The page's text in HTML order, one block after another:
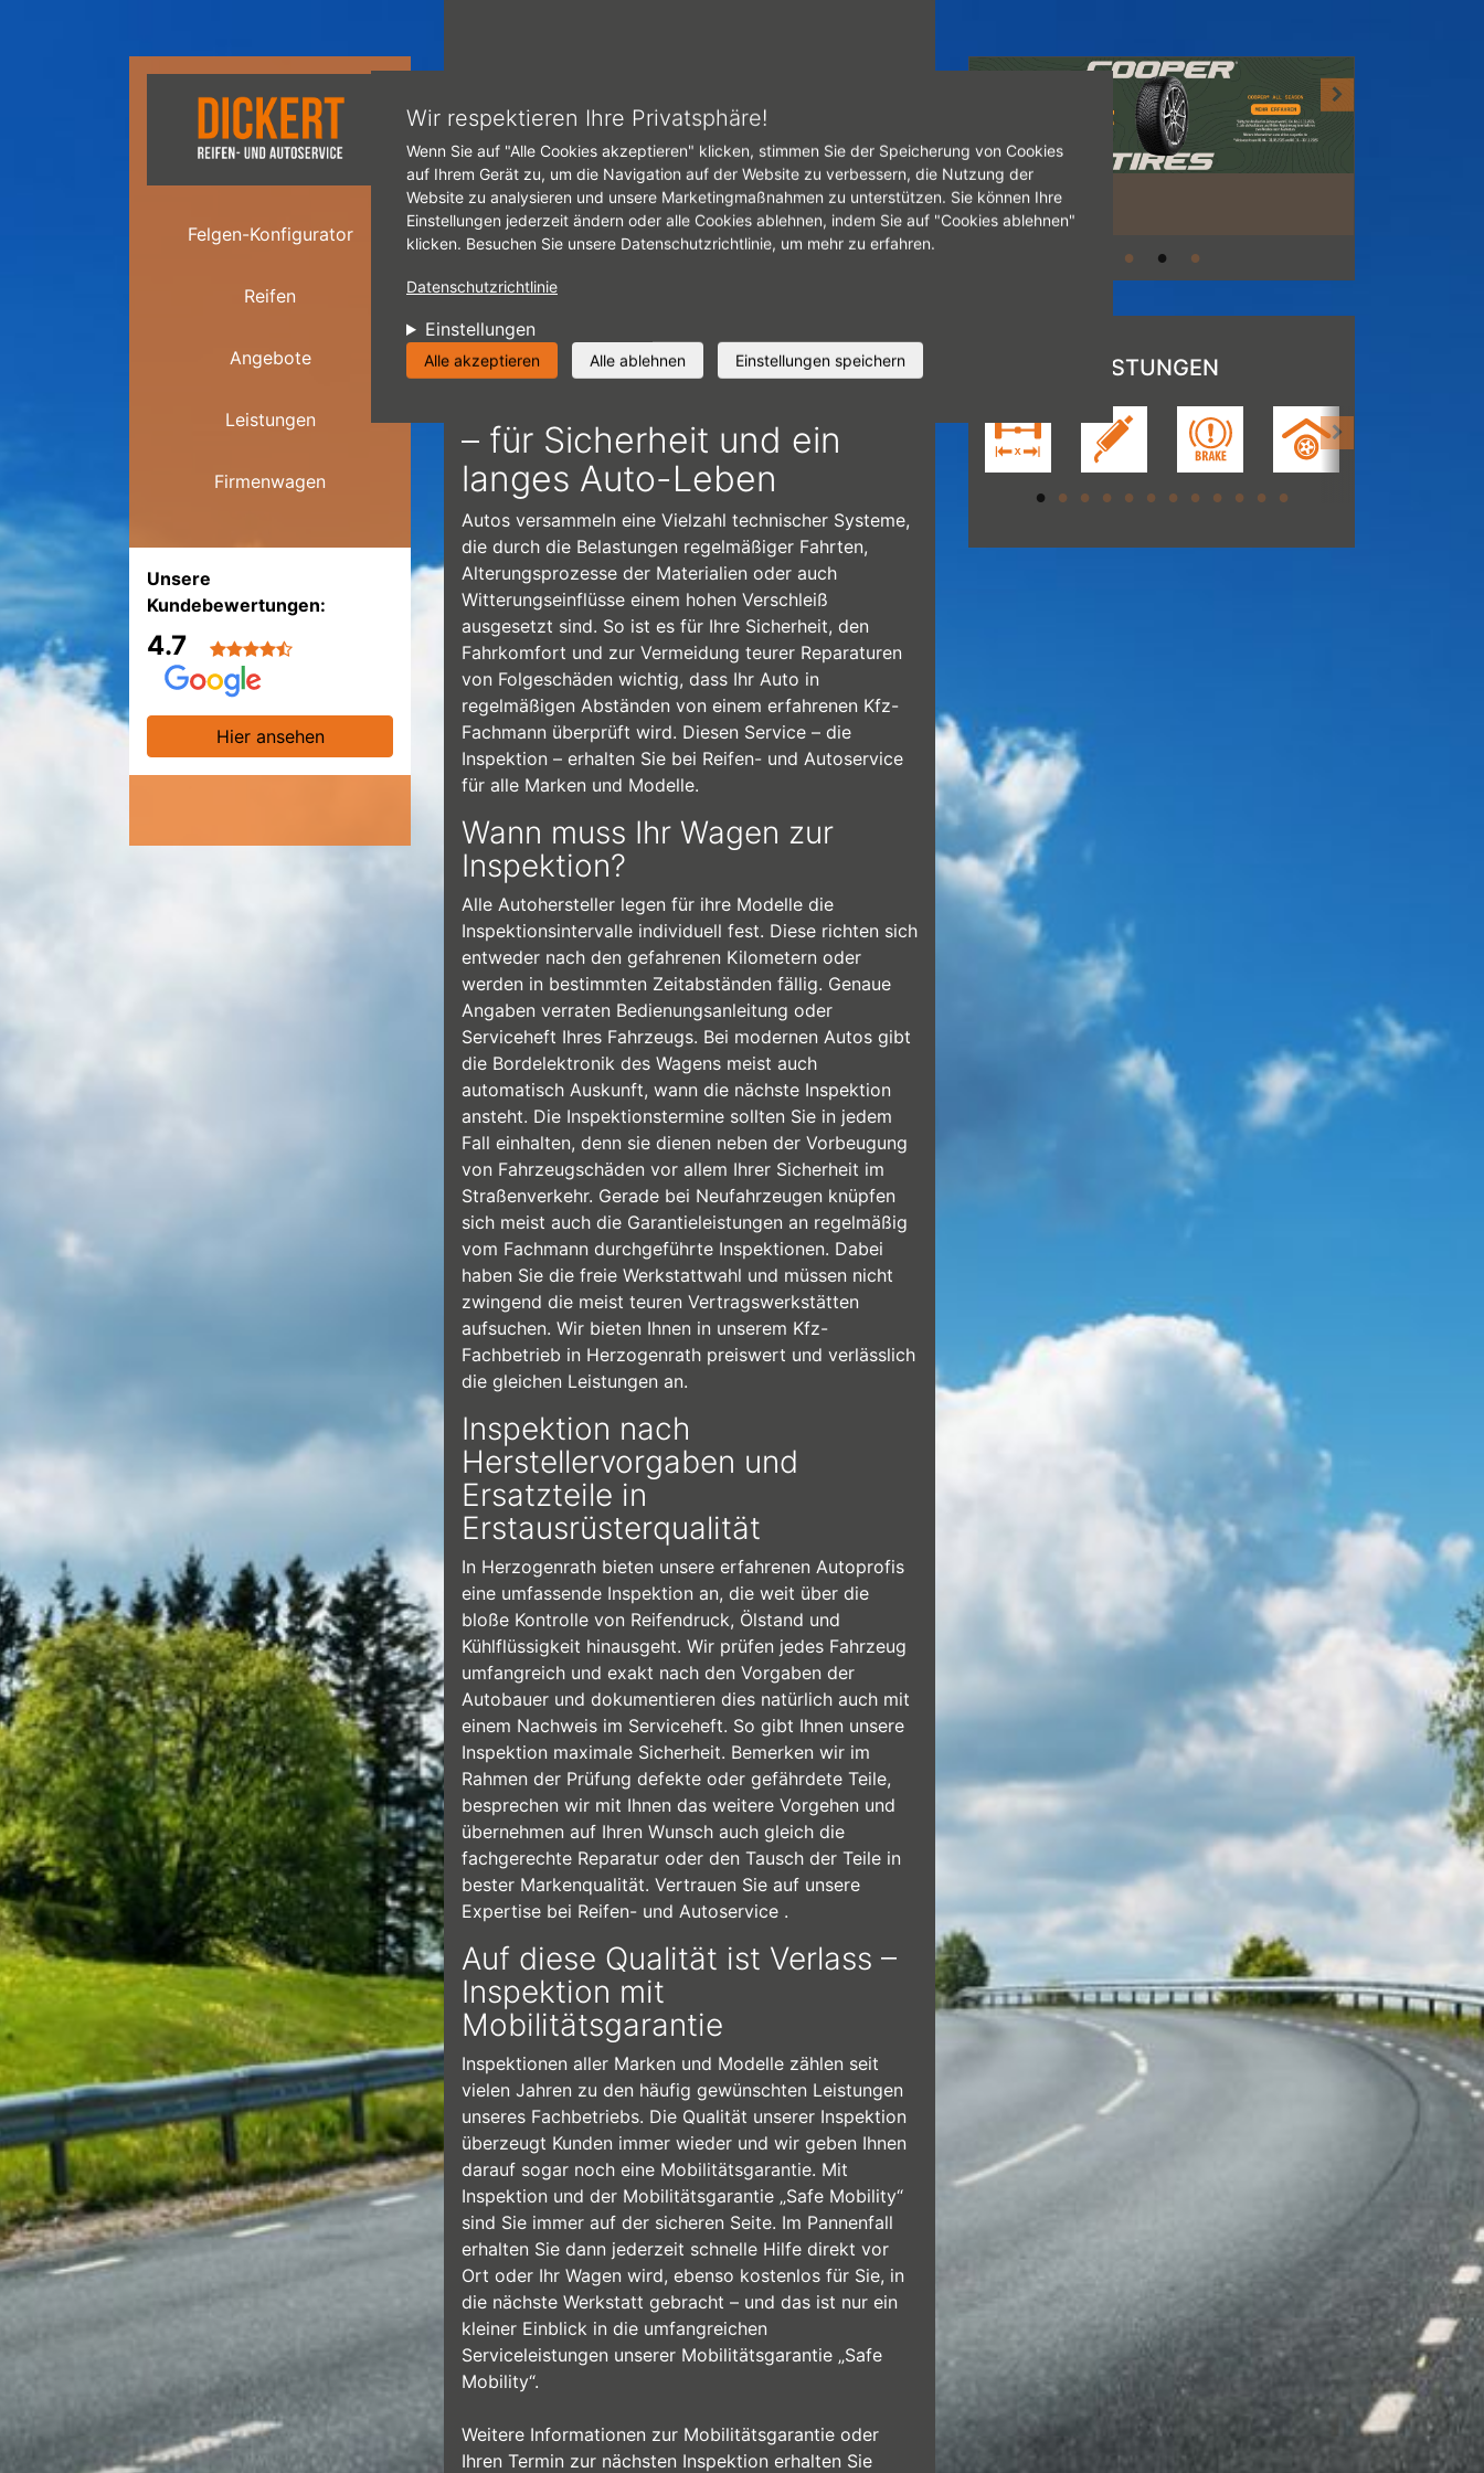
Wir respektieren Ihre Privatsphäre!
Wenn Sie auf "Alle Cookies akzeptieren" klicken, stimmen Sie der Speicherung von Cookies
auf Ihrem Gerät zu, um die Navigation auf der Website zu verbessern, die Nutzung der
Website zu analysieren und unsere Marketingmaßnahmen zu unterstützen. Sie können Ihre
Einstellungen jederzeit ändern oder alle Cookies ablehnen, indem Sie auf "Cookies ablehnen"
klicken. Besuchen Sie unsere Datenschutzrichtlinie, um mehr zu erfahren.
Datenschutzrichtlinie
Einstellungen
Alle akzeptieren Alle ablehnen Einstellungen speichern
Felgen-Konfigurator
Reifen
Angebote
Leistungen
Firmenwagen
Unsere
Kundebewertungen:
4.7
Hier ansehen
INSPEKTION
Inspektion von Ihrem
– für Sicherheit und ein
langes Auto-Leben
Autos versammeln eine Vielzahl technischer Systeme,
die durch die Belastungen regelmäßiger Fahrten,
Alterungsprozesse der Materialien oder auch
Witterungseinflüsse einem hohen Verschleiß
ausgesetzt sind. So ist es für Ihre Sicherheit, den
Fahrkomfort und zur Vermeidung teurer Reparaturen
von Folgeschäden wichtig, dass Ihr Auto in
regelmäßigen Abständen von einem erfahrenen Kfz-
Fachmann überprüft wird. Diesen Service – die
Inspektion – erhalten Sie bei Reifen- und Autoservice
für alle Marken und Modelle.
Wann muss Ihr Wagen zur
Inspektion?
Alle Autohersteller legen für ihre Modelle die
Inspektionsintervalle individuell fest. Diese richten sich
entweder nach den gefahrenen Kilometern oder
werden in bestimmten Zeitabständen fällig. Genaue
Angaben verraten Bedienungsanleitung oder
Serviceheft Ihres Fahrzeugs. Bei modernen Autos gibt
die Bordelektronik des Wagens meist auch
automatisch Auskunft, wann die nächste Inspektion
ansteht. Die Inspektionstermine sollten Sie in jedem
Fall einhalten, denn sie dienen neben der Vorbeugung
von Fahrzeugschäden vor allem Ihrer Sicherheit im
Straßenverkehr. Gerade bei Neufahrzeugen knüpfen
sich meist auch die Garantieleistungen an regelmäßig
vom Fachmann durchgeführte Inspektionen. Dabei
haben Sie die freie Werkstattwahl und müssen nicht
zwingend die meist teuren Vertragswerkstätten
aufsuchen. Wir bieten Ihnen in unserem Kfz-
Fachbetrieb in Herzogenrath preiswert und verlässlich
die gleichen Leistungen an.
Inspektion nach
Herstellervorgaben und
Ersatzteile in
Erstausrüsterqualität
In Herzogenrath bieten unsere erfahrenen Autoprofis
eine umfassende Inspektion an, die weit über die
bloße Kontrolle von Reifendruck, Ölstand und
Kühlflüssigkeit hinausgeht. Wir prüfen jedes Fahrzeug
umfangreich und exakt nach den Vorgaben der
Autobauer und dokumentieren dies natürlich auch mit
einem Nachweis im Serviceheft. So gibt Ihnen unsere
Inspektion maximale Sicherheit. Bemerken wir im
Rahmen der Prüfung defekte oder gefährdete Teile,
besprechen wir mit Ihnen das weitere Vorgehen und
übernehmen auf Ihren Wunsch auch gleich die
fachgerechte Reparatur oder den Tausch der Teile in
bester Markenqualität. Vertrauen Sie auf unsere
Expertise bei Reifen- und Autoservice .
Auf diese Qualität ist Verlass –
Inspektion mit
Mobilitätsgarantie
Inspektionen aller Marken und Modelle zählen seit
vielen Jahren zu den häufig gewünschten Leistungen
unseres Fachbetriebs. Die Qualität unserer Inspektion
überzeugt Kunden immer wieder und wir geben Ihnen
darauf sogar noch eine Mobilitätsgarantie. Mit
Inspektion und der Mobilitätsgarantie „Safe Mobility“
sind Sie immer auf der sicheren Seite. Im Pannenfall
erhalten Sie dann jederzeit schnelle Hilfe direkt vor
Ort oder Ihr Wagen wird, ebenso kostenlos für Sie, in
die nächste Werkstatt gebracht – und das ist nur ein
kleiner Einblick in die umfangreichen
Serviceleistungen unserer Mobilitätsgarantie „Safe
Mobility“.
Weitere Informationen zur Mobilitätsgarantie oder
Ihren Termin zur nächsten Inspektion erhalten Sie
UNSERE LEISTUNGEN
[Achsvermessung>[Auspuffservice>[Bremsenservice>[Einlagerung>